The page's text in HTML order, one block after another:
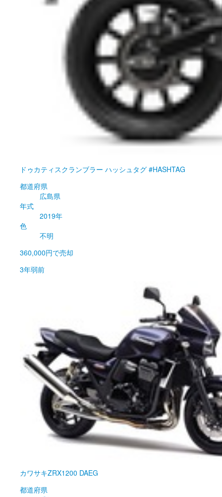
ドゥカティ スクランブラー ハッシュタグ #HASHTAG
都道府県
広島県
年式
2019年
色
不明
360,000円で売却
3年弱前
カワサキZRX1200 DAEG
都道府県